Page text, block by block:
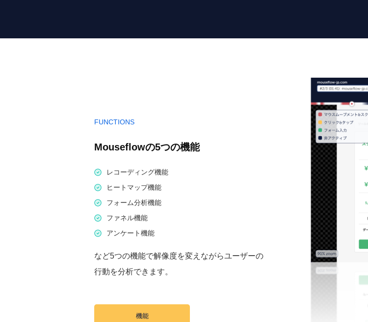
FUNCTIONS
Mouseflowの5つの機能
レコーディング機能
ヒートマップ機能
フォーム分析機能
ファネル機能
アンケート機能
など5つの機能で解像度を変えながらユーザーの
行動を分析できます。
機能